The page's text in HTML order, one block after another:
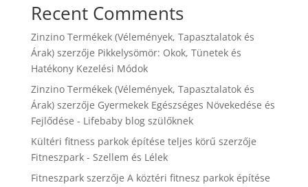
Recent Comments
Zinzino Termékek (Vélemények, Tapasztalatok és
Árak)szerzője Pikkelysömör: Okok, Tünetek és
Hatékony Kezelési Módok
Zinzino Termékek (Vélemények, Tapasztalatok és
Árak)szerzője Gyermekek Egészséges Növekedése és
Fejlődése - Lifebaby blog szülőknek
Kültéri fitness parkok építése teljes körű szerzője
Fitneszpark - Szellem és Lélek
Fitneszparkszerzője A köztéri fitnesz parkok építése